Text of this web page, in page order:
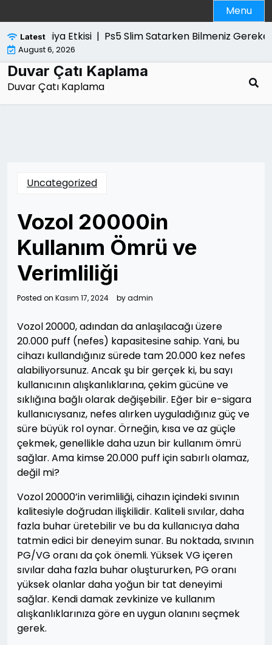
to
content
Menu
Latest
Saygiya Etkisi |Ps5 Slim Satarken Bilmeniz
August 6, 2026
Duvar Çatı Kaplama
Duvar Çatı Kaplama
Uncategorized
Vozol 20000in
Kullanım Ömrü ve
Verimliliği
Posted on Kasım 17, 2024 byadmin
Vozol 20000, adından da anlaşılacağı üzere
20.000 puff (nefes) kapasitesine sahip. Yani, bu
cihazı kullandığınız sürede tam 20.000 kez nefes
alabiliyorsunuz. Ancak şu bir gerçek ki, bu sayı
kullanıcının alışkanlıklarına, çekim gücüne ve
sıklığına bağlı olarak değişebilir. Eğer bir e-sigara
kullanıcıysanız, nefes alırken uyguladığınız güç ve
süre büyük rol oynar. Örneğin, kısa ve az güçle
çekmek, genellikle daha uzun bir kullanım ömrü
sağlar. Ama kimse 20.000 puff için sabırlı olamaz,
değil mi?
Vozol 20000’in verimliliği, cihazın içindeki sıvının
kalitesiyle doğrudan ilişkilidir. Kaliteli sıvılar, daha
fazla buhar üretebilir ve bu da kullanıcıya daha
tatmin edici bir deneyim sunar. Bu noktada, sıvının
PG/VG oranı da çok önemli. Yüksek VG içeren
sıvılar daha fazla buhar oluştururken, PG oranı
yüksek olanlar daha yoğun bir tat deneyimi
sağlar. Kendi damak zevkinize ve kullanım
alışkanlıklarınıza göre en uygun olanını seçmek
gerek.